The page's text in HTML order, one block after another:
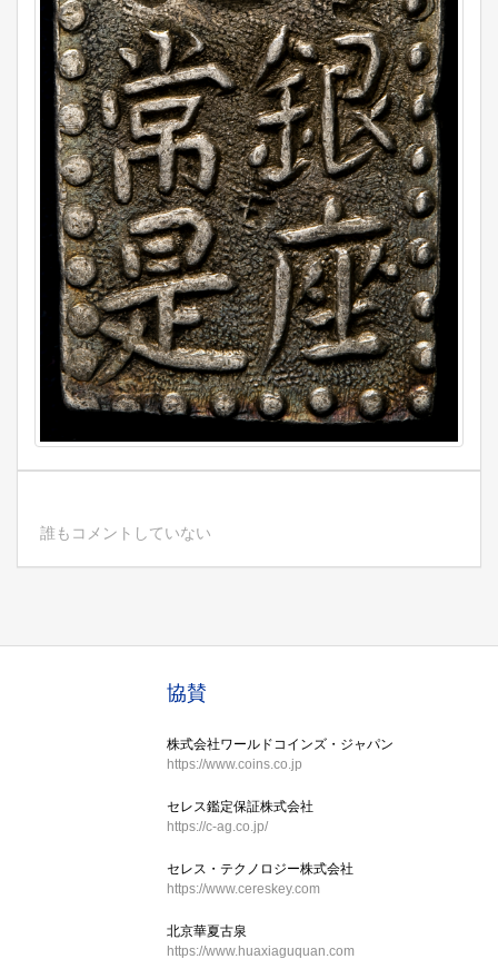
誰もコメントしていない
協賛
株式会社ワールドコインズ・ジャパン
https://www.coins.co.jp
セレス鑑定保証株式会社
https://c-ag.co.jp/
セレス・テクノロジー株式会社
https://www.cereskey.com
北京華夏古泉
https://www.huaxiaguquan.com